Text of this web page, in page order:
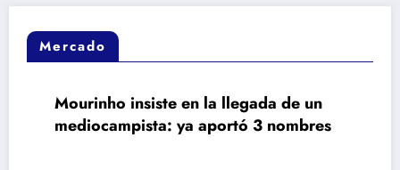
Mercado
Mourinho insiste en la llegada de un
mediocampista: ya aportó 3 nombres